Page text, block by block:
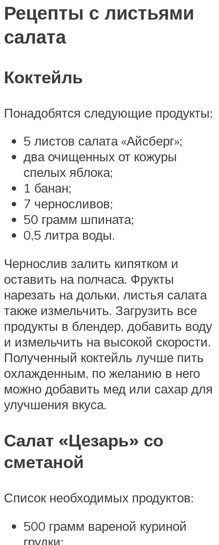
Рецепты с листьями
салата
Коктейль
Понадобятся следующие продукты:
5 листов салата «Айсберг»;
два очищенных от кожуры
спелых яблока;
1 банан;
7 черносливов;
50 грамм шпината;
0,5 литра воды.
Чернослив залить кипятком и
оставить на полчаса. Фрукты
нарезать на дольки, листья салата
также измельчить. Загрузить все
продукты в блендер, добавить воду
и измельчить на высокой скорости.
Полученный коктейль лучше пить
охлажденным, по желанию в него
можно добавить мед или сахар для
улучшения вкуса.
Салат «Цезарь» со
сметаной
Список необходимых продуктов:
500 грамм вареной куриной
грудки;